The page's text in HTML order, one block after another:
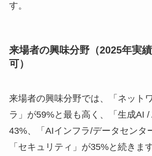
す。
来場者の興味分野（2025年実
可）
来場者の興味分野では、「ネット
ラ」が59%と最も高く、「生成AI /
43%、「AIインフラ/データセンタ
「セキュリティ」が35%と続きま